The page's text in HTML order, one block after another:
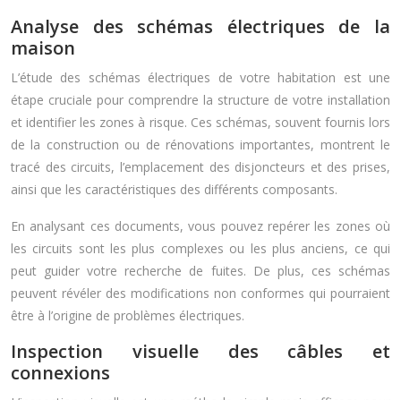
Analyse des schémas électriques de la
maison
L’étude des schémas électriques de votre habitation est une
étape cruciale pour comprendre la structure de votre installation
et identifier les zones à risque. Ces schémas, souvent fournis lors
de la construction ou de rénovations importantes, montrent le
tracé des circuits, l’emplacement des disjoncteurs et des prises,
ainsi que les caractéristiques des différents composants.
En analysant ces documents, vous pouvez repérer les zones où
les circuits sont les plus complexes ou les plus anciens, ce qui
peut guider votre recherche de fuites. De plus, ces schémas
peuvent révéler des modifications non conformes qui pourraient
être à l’origine de problèmes électriques.
Inspection visuelle des câbles et
connexions